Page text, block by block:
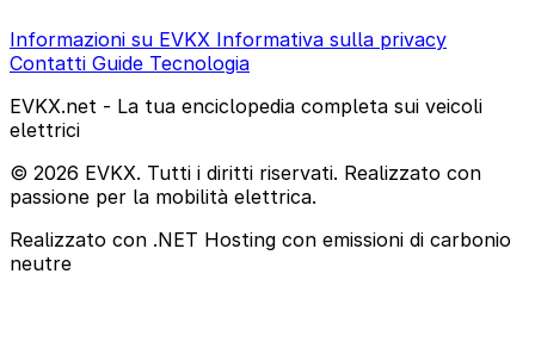
Informazioni su EVKX Informativa sulla privacy
Contatti Guide Tecnologia
EVKX.net - La tua enciclopedia completa sui veicoli
elettrici
© 2026 EVKX. Tutti i diritti riservati. Realizzato con
passione per la mobilità elettrica.
Realizzato con .NET Hosting con emissioni di carbonio
neutre